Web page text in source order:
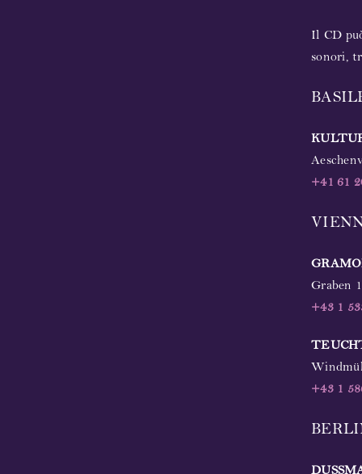
Il CD
sonori,
+41 61
Graben
+43 1
+43 1